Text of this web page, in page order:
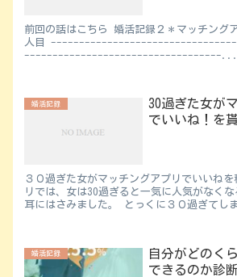
前回の話はこちら 婚活記録２＊マッチングアプリで出会った人一
人目 --------------------------------------------------
-----------------------------------...
婚活記録
30過ぎた女が
でいいね！を
３０過ぎた女がマッチングアプリでいいね
リでは、女は30過ぎると一気に人気がなく
耳にはさみました。 とっくに３０過ぎてしまったわたしですが、
婚活記録
自分がどのく
できるのか診